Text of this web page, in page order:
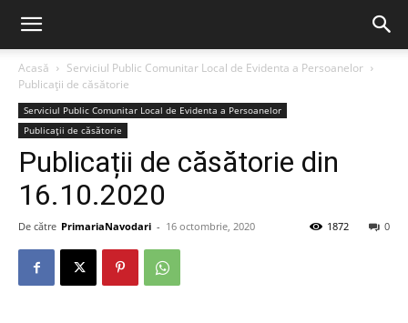
Acasă
Serviciul Public Comunitar Local de Evidenta a Persoanelor
Publicații de căsătorie
Serviciul Public Comunitar Local de Evidenta a Persoanelor
Publicații de căsătorie
Publicații de căsătorie din
16.10.2020
De către PrimariaNavodari - 16 octombrie, 2020 0
1872